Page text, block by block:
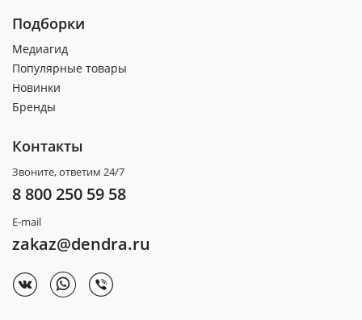
Подборки
Медиагид
Популярные товары
Новинки
Бренды
Контакты
Звоните, ответим 24/7
8 800 250 59 58
E-mail
zakaz@dendra.ru